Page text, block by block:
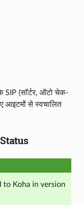
SIP (सॉर्टर, ऑटो चेक-
आइटमों से स्वचालित
to Koha in version